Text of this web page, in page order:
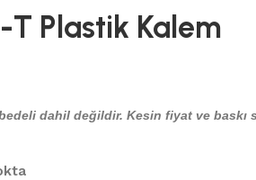
Plastik Kalem
bedeli dahil değildir. Kesin fiyat ve